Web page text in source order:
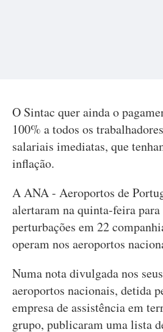
O Sintac quer ainda o
100% a todos os
salariais imediatas, que
inflação.
A ANA - Aeroportos de
alertaram na quinta-feira para
perturbações em 22
operam nos aeroportos
Numa nota divulgada nos
aeroportos nacionais, detida
empresa de assistência em
grupo, publicaram uma lista